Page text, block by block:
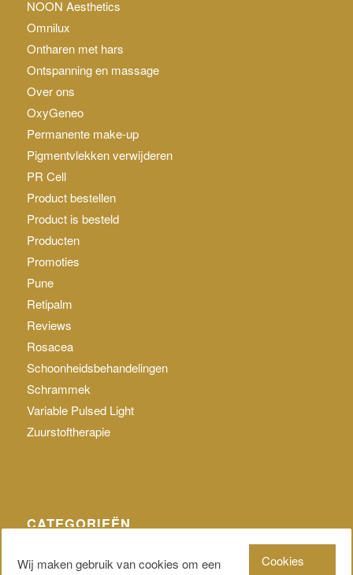
NOON Aesthetics
Omnilux
Ontharen met hars
Ontspanning en massage
Over ons
OxyGeneo
Permanente make-up
Pigmentvlekken verwijderen
PR Cell
Product bestellen
Product is besteld
Producten
Promoties
Pune
Retipalm
Reviews
Rosacea
Schoonheidsbehandelingen
Schrammek
Variable Pulsed Light
Zuurstoftherapie
CATEGORIEËN
Wij maken gebruik van cookies om een
Cookies